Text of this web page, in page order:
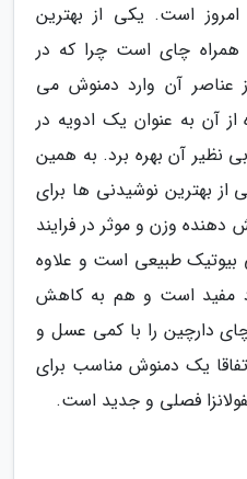
امروز است. یکی از بهترین
چای است چرا که در
عناصر آن وارد دمنوش می
از آن به عنوان یک ادویه در
نظیر آن بهره برد. به همین
بهترین نوشیدنی ها برای
وزن و موثر در فرایند
طبیعی است و علاوه
مفید است و هم به کاهش
دارچین را با کمی عسل و
یک دمنوش مناسب برای
فصلی و جدید است.